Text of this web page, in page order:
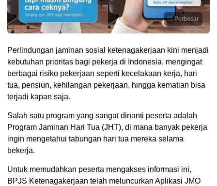
Perbesar
Perlindungan jaminan sosial ketenagakerjaan kini menjadi
kebutuhan prioritas bagi pekerja di Indonesia, mengingat
berbagai risiko pekerjaan seperti kecelakaan kerja, hari
tua, pensiun, kehilangan pekerjaan, hingga kematian bisa
terjadi kapan saja.
Salah satu program yang sangat dinanti peserta adalah
Program Jaminan Hari Tua (JHT), di mana banyak pekerja
ingin mengetahui tabungan hari tua mereka selama
bekerja.
Untuk memudahkan peserta mengakses informasi ini,
BPJS Ketenagakerjaan telah meluncurkan Aplikasi JMO